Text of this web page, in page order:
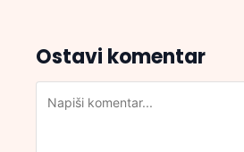
Ostavi komentar